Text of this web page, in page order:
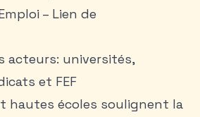
– Lien de
acteurs: universités,
et FEF
hautes écoles soulignent la